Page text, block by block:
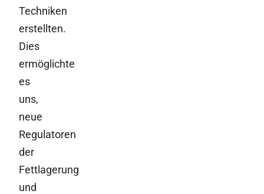
Techniken
erstellten.
Dies
ermöglichte
es
uns,
neue
Regulatoren
der
Fettlagerung
und